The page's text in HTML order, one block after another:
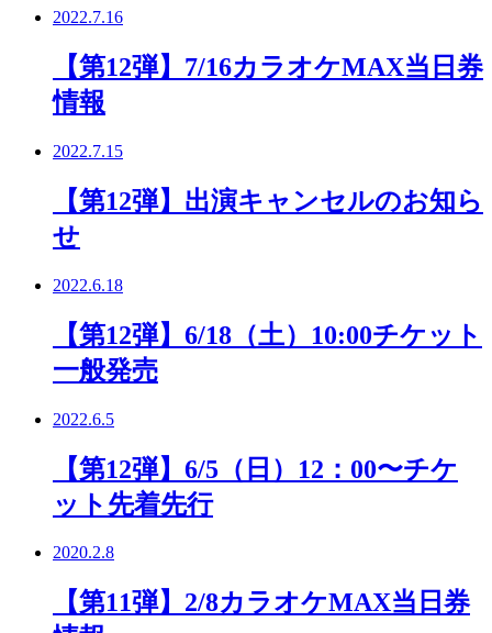
2022.7.16
【第12弾】7/16カラオケMAX当日券
情報
2022.7.15
【第12弾】出演キャンセルのお知ら
せ
2022.6.18
【第12弾】6/18（土）10:00チケット
一般発売
2022.6.5
【第12弾】6/5（日）12：00〜チケ
ット先着先行
2020.2.8
【第11弾】2/8カラオケMAX当日券